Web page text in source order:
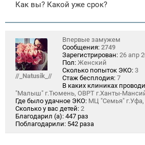
Как вы? Какой уже срок?
//_Natusik_//
Впервые замужем
Сообщения: 2749
Зарегистрирован: 26 апр
Пол: Женский
Сколько попыток ЭКО: 3
Стаж бесплодия: 7
В каких клиниках
"Малыш" г.Тюмень, ОВРТ г.Ханты-
Где было удачное ЭКО: МЦ "Семья"
Сколько у вас детей: 2
Благодарил (а): 447 раз
Поблагодарили: 542 раза